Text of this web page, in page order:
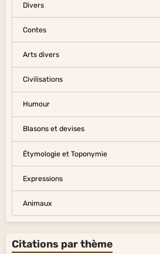
Divers
Contes
Arts divers
Civilisations
Humour
Blasons et devises
Étymologie et Toponymie
Expressions
Animaux
Citations par thème